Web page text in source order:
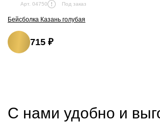
Арт. 04750 Под заказ
Бейсболка Казань голубая
715 ₽
С нами удобно и